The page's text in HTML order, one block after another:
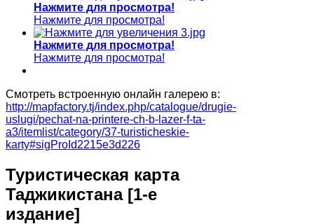
Нажмите для просмотра!
Нажмите для просмотра!
Нажмите для просмотра!
Нажмите для просмотра!
Смотреть встроенную онлайн галерею в:
http://mapfactory.tj/index.php/catalogue/drugie-
uslugi/pechat-na-printere-ch-b-lazer-f-ta-
a3/itemlist/category/37-turisticheskie-
karty#sigProId2215e3d226
Туристическая карта
Таджикистана [1-е
издание]